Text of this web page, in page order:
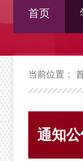
首页
当前位置：
通知